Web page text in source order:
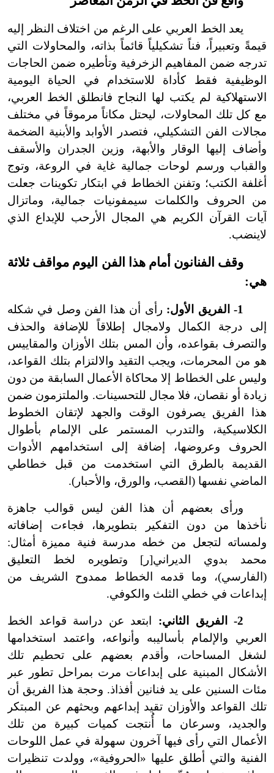
يعد الخط العربي على الرغم من اختلاف النظر إليه
قيمةً وتعبيراً ، فناً تشكيلياً قائماً بذاته، والمحاولات التي
تدرجه ضمن المفاهيم الزخرفية وتأطيره ضمن الحاجات
الوظيفية فقط كأداة للاستخدام في الحياة اليومية
الاستهلاكية لم يكتب لها النجاح فانطلق الخط العربي،
مع كل تلك المحاولات، ليحتل مكاناً مرموقاً في مختلف
مجالات الفن التشكيلي، فتصدر الأوابد والأبنية الضخمة
وأضاف إليها الوقار والأبهة، وزين الجدران والأسقف
والقباب ورسم لوحات جمالية غاية في الروعة، وتوج
أغلفة الكتب؛ وتفنن الخطاط في ابتكار تكوينات جعلت
من الحروف والكلمات سيمفونيات جمالية، وماتزال
آيات القرآن الكريم هي المجال الأرحب للإبداع الذي
لاينضب.
وقف الفنانون أمام هذا الفن اليوم مواقف ثلاثة
هي:
1
-الفريق الأول: رأى أن هذا الفن وصل في شكله
إلى درجة الكمال ولامجال إطلاقاً للإضافة والحذف
والتصرف بقواعده، وأن المس بتلك الأوزان والمقاييس
هو من المحرمات، ويجب التقيد والالتزام بتلك القواعد،
وليس على الخطاط إلا محاكاة الأعمال السابقة من دون
زيادة أو نقصان، فلا مجال للتحسينات. والملتزمون ضمن
هذا الفريق يصرفون الوقت والجهد لإتقان الخطوط
الكلاسيكية، والتدرب المستمر على الإلمام بأطوال
الحروف وعروضها، إضافة إلى استخدامهم الأدوات
القديمة بالطرق التي استخدمت من قبل خطاطي
الماضي نفسها (القصب، والورق، والأحبار).
ورأى بعضهم أن هذا الفن ليس قوالب جاهزة
نأخذها من دون التفكير بتطويرها، فجاءت إضافاته
ولمساته لتجعل من خطه مدرسة فنية مميزة أمثال:
محمد بدوي الديراني[ر] وتطويره لخط التعليق
(الفارسي)، وما قدمه الخطاط ممدوح الشريف من
إبداعات في خطي الثلث والكوفي.
2
-الفريق الثاني: ابتعد عن دراسة قواعد الخط
العربي والإلمام بأساليبه وأنواعه، واعتمد استخدامها
لشغل المساحات، وأقدم بعضهم على تحطيم تلك
الأشكال المبنية على إبداعات مرت بمراحل تطور عبر
مئات السنين على يد فنانين أفذاذ. وحجة هذا الفريق أن
تلك القواعد والأوزان تقيد إبداعهم وبحثهم عن المبتكر
والجديد، وسرعان ما أُنتجت كميات كبيرة من تلك
الأعمال التي رأى فيها آخرون سهولة في عمل اللوحات
الفنية والتي أطلق عليها «الحروفية»، وولدت تنظيرات